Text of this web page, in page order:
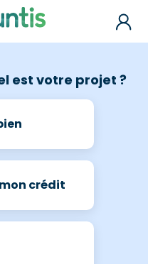
est votre projet ?
crédit